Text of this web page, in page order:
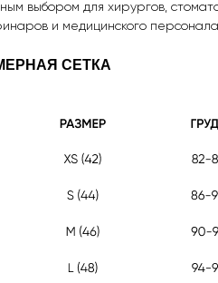
выбором для хирургов,
и медицинского
СЕТКА